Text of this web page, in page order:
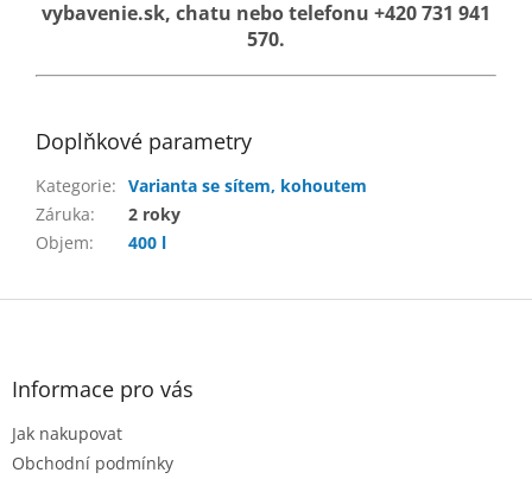
vybavenie.sk, chatu nebo telefonu +420 731 941
570.
Doplňkové parametry
Kategorie: Varianta se sítem, kohoutem
Záruka:
2 roky
Objem: 400 l
Z
Informace pro vás
Jak nakupovat
Obchodní podmínky